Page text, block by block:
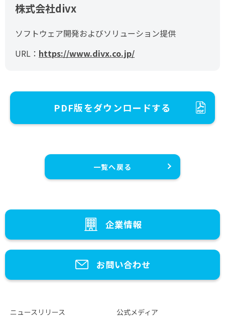
株式会社divx
ソフトウェア開発およびソリューション提供
URL： https://www.divx.co.jp/
PDF版をダウンロードする
一覧へ戻る
企業情報
お問い合わせ
ニュースリリース
公式メディア